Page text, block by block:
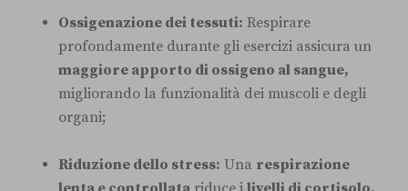
Ossigenazione dei tessuti: Respirare
profondamente durante gli esercizi assicura un
maggiore apporto di ossigeno al sangue,
migliorando la funzionalità dei muscoli e degli
organi;
Riduzione dello stress: Una respirazione